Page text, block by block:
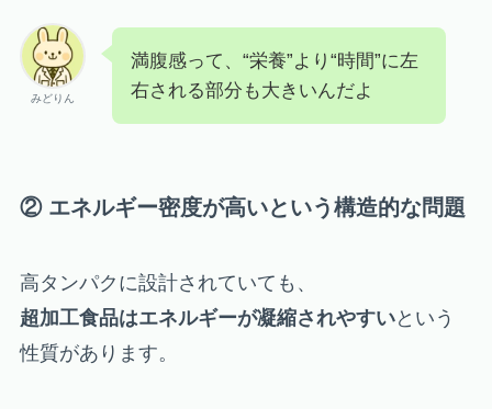
みどりん
満腹感って、“栄養”より“時間”に左
右される部分も大きいんだよ
② エネルギー密度が高いという構造的な問題
高タンパクに設計されていても、
超加工食品はエネルギーが凝縮されやすいという
性質があります。